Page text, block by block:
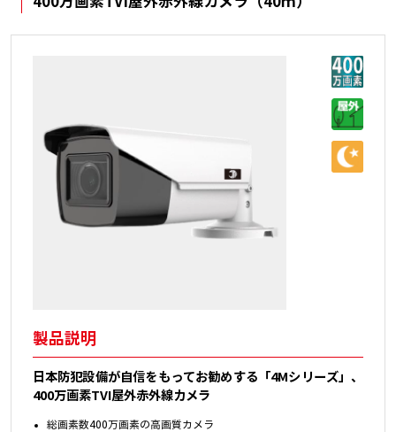
製品説明
日本防犯設備が自信をもってお勧めする「4Mシリーズ」、
400万画素TVI屋外赤外線カメラ
総画素数400万画素の高画質カメラ